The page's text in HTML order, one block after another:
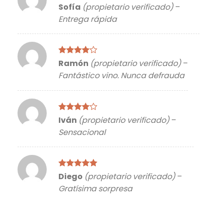
Valorado
con4de
5
Sofía (propietario verificado) –
Entrega rápida
Valorado
5
Ramón (propietario verificado) –
Fantástico vino. Nunca defrauda
Valorado
de
5
Iván (propietario verificado) –
Sensacional
Valorado
con5 de 5
Diego (propietario verificado) –
Gratísima sorpresa